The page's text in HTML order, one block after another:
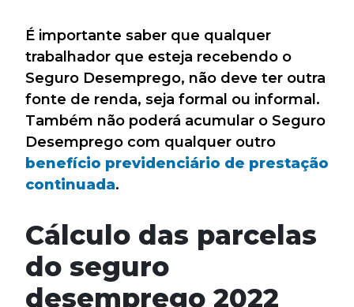
É importante saber que qualquer
trabalhador que esteja recebendo o
Seguro Desemprego, não deve ter outra
fonte de renda, seja formal ou informal.
Também não poderá acumular o Seguro
Desemprego com qualquer outro
benefício previdenciário de prestação
continuada.
Cálculo das parcelas
do seguro
desemprego 2022